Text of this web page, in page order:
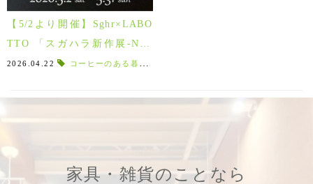
【5/2より開催】Sghr×LABO
TTO 「スガハラ新作展-New
Design Preview 2026 -」
2026.04.22 コーヒーのある暮らし
家具・雑貨のことなら